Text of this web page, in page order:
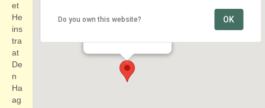
Zeeheldenbuurt
Do you own this website? OK
et
He
ins
tra
at
De
n
Ha
ag